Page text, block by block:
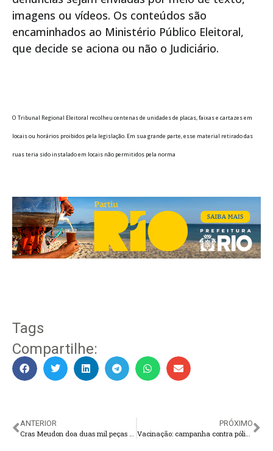
imagens ou vídeos. Os conteúdos são
encaminhados ao Ministério Público Eleitoral,
que decide se aciona ou não o Judiciário.
O Tribunal Regional Eleitoral recolheu centenas de unidades de placas, faixas e cartazes em
locais ou horários proibidos pela legislação. Em sua grande parte, esse material retirado das
ruas teria sido instalado em locais não permitidos pela norma
Tags
Compartilhe:
ANTERIOR
Cras Meudon doa duas mil peças de roupas
PRÓXIMO
Vacinação: campanha contra pólio e sarampo termina hoje